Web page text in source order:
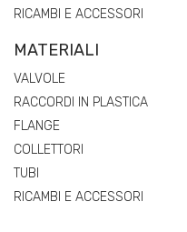
RICAMBI E ACCESSORI
MATERIALI
VALVOLE
RACCORDI IN PLASTICA
FLANGE
COLLETTORI
TUBI
RICAMBI E ACCESSORI